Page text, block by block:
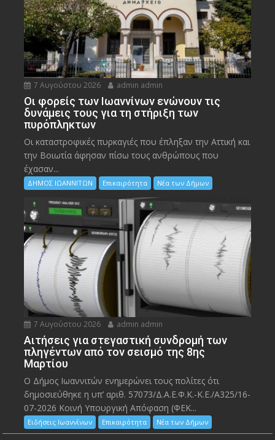
7 Αυγούστου 2026 admin admin
Οι φορείς των Ιωαννίνων ενώνουν τις
δυνάμεις τους για τη στήριξη των
πυρόπληκτων
Οι καταστροφικές πυρκαγιές που έπληξαν την Αττική και
την Bοιωτία άφησαν πίσω τους ανθρώπους που
έχασαν...
ΔΗΜΟΣ ΙΩΑΝΝΙΤΩΝ Επικαιρότητα Νέα των Δήμων
7 Αυγούστου 2026 admin admin
Αιτήσεις για στεγαστική συνδρομή των
πληγέντων από τον σεισμό της 8ης
Μαρτίου
Ο Δήμος Ιωαννιτών ενημερώνει τους πολίτες ότι
δημοσιεύθηκε η υπ’ αριθ. 57073/Δ.Α.Ε.Φ.Κ.-Κ.Ε./Α325/16-
07-2026 Κοινή Υπουργική Απόφαση (ΦΕΚ...
Ειδήσεις Ιωαννίνων Επικαιρότητα Νέα των Δήμων